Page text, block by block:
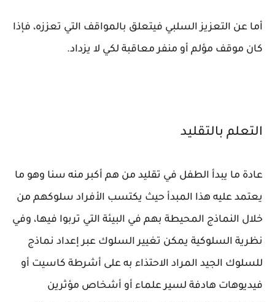
أما عن التعزيز السلبي فيتعلق بالمواقف التي تعززه، فإذا
كان موقف مؤلم أو منفر معاقبة لكي لا يزداد.
التعلم بالتقليد
عادة ما يبدأ الطفل في تقليد من هم أكبر منه سنا وهو ما
يعتمد عليه هذا المبدأ حيث يكتسب الأفراد سلوكهم من
خلال النماذج المحيطة بهم في البيئة التي تربوا فيها، وفي
نظرية السلوكية يمكن تغيير السلوك عبر إعداد نماذج
للسلوك الجيد المراد الاحتذاء به على أشرطة كاسيت أو
فيديوهات هادفة لسير علماء أو أشخاص مؤثرين